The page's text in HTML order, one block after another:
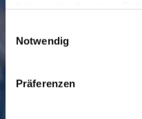
Notwendig
Präferenzen